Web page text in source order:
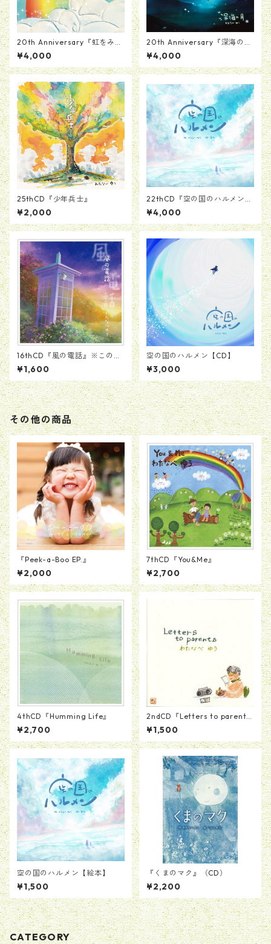
20th Anniversary『虹をみつ
けたら』絵本ブックレットつ
きCD
¥4,000
20th Anniversary『深海の
月』絵本ブックレットつきCD
¥4,000
25thCD『少年兵士』
¥2,000
22thCD『空の国のハルメン』
【絵本＆CD】
¥4,000
16thCD『風の電話』※この商
品は完売しました。
¥1,600
空の国のハルメン【CD】
¥3,000
その他の商品
『Peek-a-Boo EP.』
¥2,000
7thCD『You&Me』
¥2,700
4thCD『Humming Life』
¥2,700
2ndCD『Letters to parent
s』
¥1,500
空の国のハルメン【絵本】
¥1,500
『くまのマク』（CD）
¥2,200
CATEGORY